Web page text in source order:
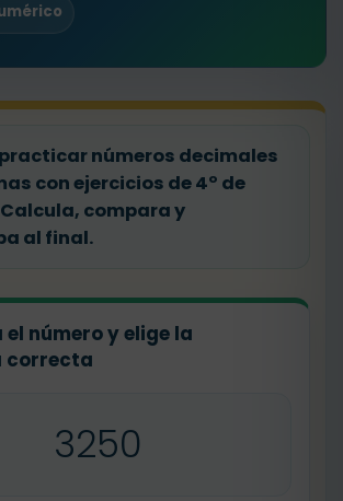
números decimales
con ejercicios de 4º de
compara y
al final.
el número y elige la
correcta
3250